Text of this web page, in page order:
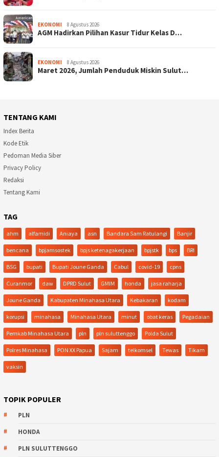
EKONOMI 8 Agustus 2026
AGM Hadirkan Pilihan Kasur Tidur Kelas D…
EKONOMI 8 Agustus 2026
Maret 2026, Jumlah Penduduk Miskin Sulut…
TENTANG KAMI
Index Berita
Kode Etik
Pedoman Media Siber
Privacy Policy
Redaksi
Tentang Kami
TAG
ahm alfamidi Aniaya asn Bandara Sam Ratulangi Banjir
bencana bpjamsostek bpjs ketenagakerjaan bpjstk bps BRI
BSG bupati Bupati Joune Ganda Cabul covid-19 cpns
Curanmor daw DPRD Sulut GMIM honda jasa raharja
Joune Ganda Kabupaten Minahasa Utara Kebakaran kodam
korupsi minahasa Minahasa Utara minut obat keras Pegadaian
Pemkab Minahasa Utara pln pln suluttenggo Polda Sulut
Polres Minahasa PON XX Papua Sajam telkomsel Tewas Tikam
vaksin
TOPIK POPULER
PLN
HONDA
PLN SULUTTENGGO